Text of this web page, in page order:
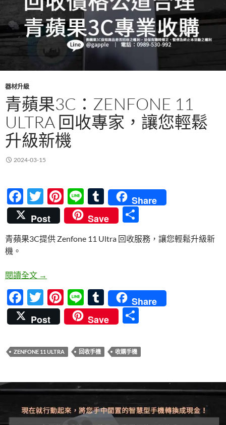
器材升級
青蘋果3C：ZENFONE 11
ULTRA 回收專家，讓您輕鬆
升級新機
2024-03-15
F
ac
e
b
o
k
T
w
itt
er
Pi
nt
er
es
Li
n
e
T
u
m
bl
Share
Post
Save
享
青蘋果3C提供 Zenfone 11 Ultra 回收服務，讓您輕鬆升級新
機。
閱讀全文 青蘋果3C：Zenfone 11 Ultra 回收專家，讓您輕鬆升
→
F
ac
e
b
o
o
k
T
w
itt
er
Pi
nt
er
es
t
Li
n
e
T
u
m
bl
r
Share
Post
Save
ZENFONE 11 ULTRA 回收手機 收購手機